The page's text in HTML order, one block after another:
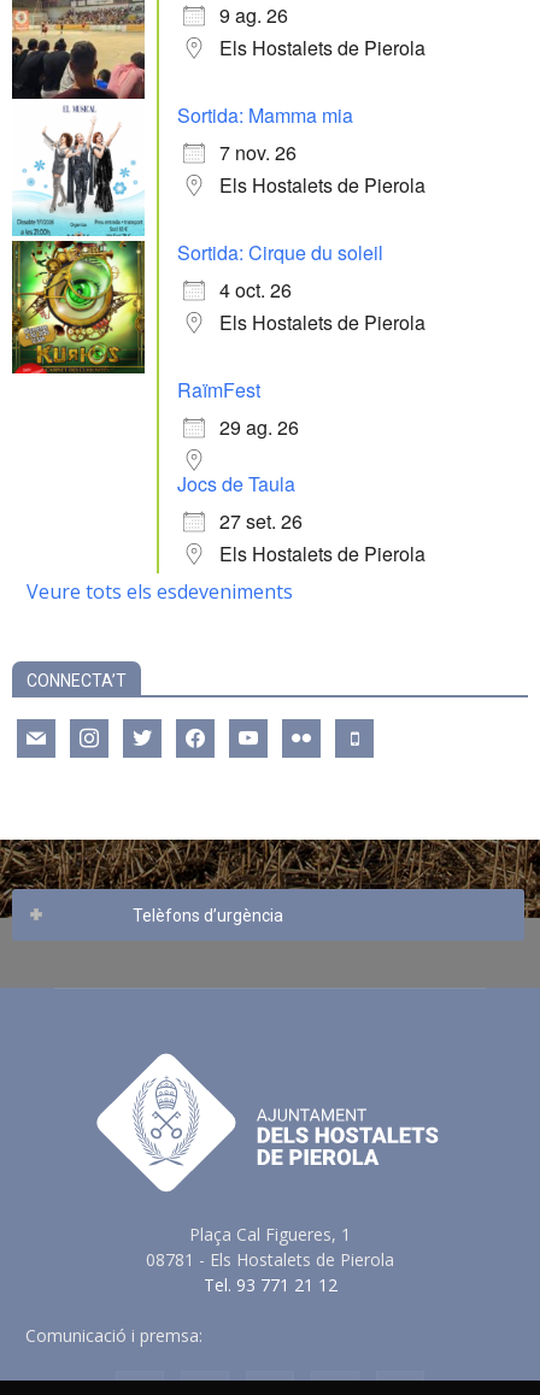
9 ag. 26
Els Hostalets de Pierola
Sortida: Mamma mia
7 nov. 26
Els Hostalets de Pierola
Sortida: Cirque du soleil
4 oct. 26
Els Hostalets de Pierola
RaïmFest
29 ag. 26
Jocs de Taula
27 set. 26
Els Hostalets de Pierola
Veure tots els esdeveniments
CONNECTA’T
mail instagramtwitter facebookyoutube flickr mobile
Telèfons d’urgència
Plaça Cal Figueres, 1
08781 - Els Hostalets de Pierola
Tel. 93 771 21 12
Comunicació i premsa: